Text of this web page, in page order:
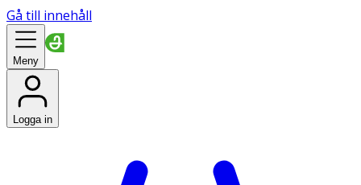
Gå till innehåll
Meny
Logga in